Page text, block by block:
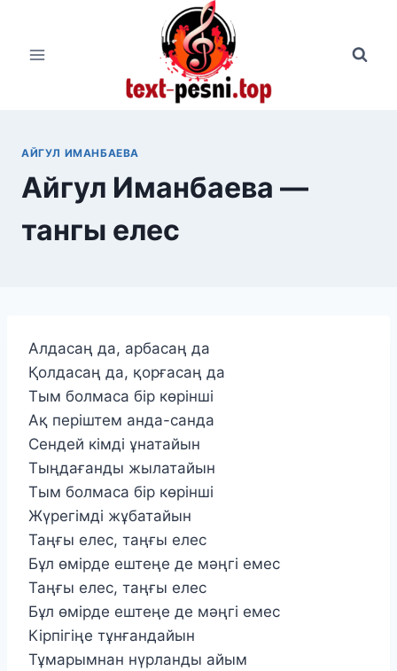
содержимому
АЙГУЛ ИМАНБАЕВА
Айгул Иманбаева —
тангы елес
Алдасаң да, арбасаң да
Қолдасаң да, қорғасаң да
Тым болмаса бір көрінші
Ақ періштем анда-санда
Сендей кімді ұнатайын
Тыңдағанды жылатайын
Тым болмаса бір көрінші
Жүрегімді жұбатайын
Таңғы елес, таңғы елес
Бұл өмірде ештеңе де мәңгі емес
Таңғы елес, таңғы елес
Бұл өмірде ештеңе де мәңгі емес
Кірпігіңе тұнғандайын
Тұмарымнан нүрланды айым